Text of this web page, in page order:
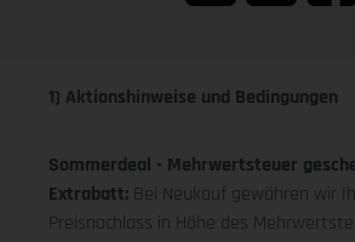
1) Aktionshinweise und Bedingungen
Sommerdeal - Mehrwertsteuer
Extrabatt: Bei Neukauf gewähren wir
Preisnachlass in Höhe des